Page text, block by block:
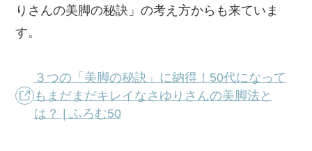
りさんの美脚の秘訣」の考え方からも来ていま
す。
３つの「美脚の秘訣」に納得！50代になって
もまだまだキレイなさゆりさんの美脚法と
は？ | ふろむ50